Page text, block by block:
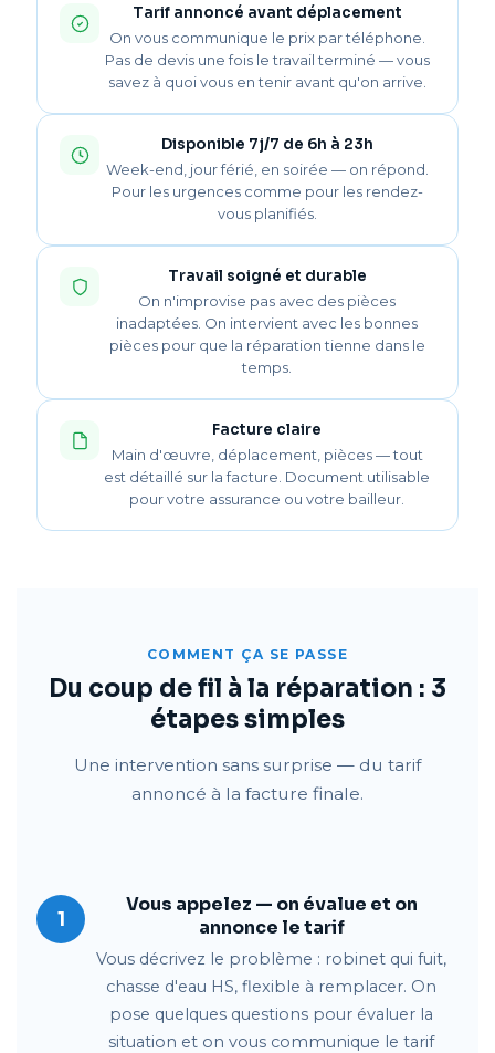
Tarif annoncé avant déplacement
On vous communique le prix par téléphone.
Pas de devis une fois le travail terminé — vous
savez à quoi vous en tenir avant qu'on arrive.
Disponible 7j/7 de 6h à 23h
Week-end, jour férié, en soirée — on répond.
Pour les urgences comme pour les rendez-
vous planifiés.
Travail soigné et durable
On n'improvise pas avec des pièces
inadaptées. On intervient avec les bonnes
pièces pour que la réparation tienne dans le
temps.
Facture claire
Main d'œuvre, déplacement, pièces — tout
est détaillé sur la facture. Document utilisable
pour votre assurance ou votre bailleur.
COMMENT ÇA SE PASSE
Du coup de fil à la réparation : 3
étapes simples
Une intervention sans surprise — du tarif
annoncé à la facture finale.
1
Vous appelez — on évalue et on
annonce le tarif
Vous décrivez le problème : robinet qui fuit,
chasse d'eau HS, flexible à remplacer. On
pose quelques questions pour évaluer la
situation et on vous communique le tarif